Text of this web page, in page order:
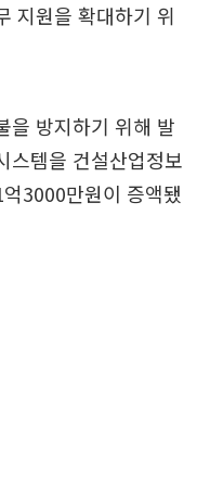
지원을 확대하기 위
을 방지하기 위해 발
스템을 건설산업정보
3000만원이 증액됐